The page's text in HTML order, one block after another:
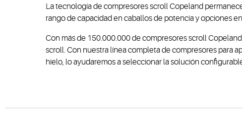
La tecnología de compresores scroll Copeland
rango de capacidad en caballos de potencia y ​​opciones
Con más de 150.000.000 de compresores scroll
scroll. Con nuestra línea completa de compresores para
hielo, lo ayudaremos a seleccionar la solución